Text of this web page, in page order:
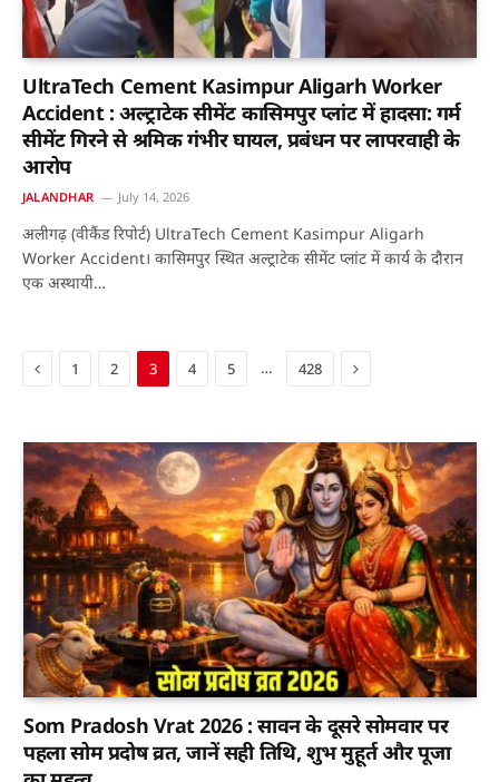
UltraTech Cement Kasimpur Aligarh Worker
Accident : अल्ट्राटेक सीमेंट कासिमपुर प्लांट में हादसा: गर्म
सीमेंट गिरने से श्रमिक गंभीर घायल, प्रबंधन पर लापरवाही के
आरोप
JALANDHAR July 14, 2026
अलीगढ़ (वीकैंड रिपोर्ट) UltraTech Cement Kasimpur Aligarh
Worker Accident। कासिमपुर स्थित अल्ट्राटेक सीमेंट प्लांट में कार्य के दौरान
एक अस्थायी…
Previous
1 2 3 4 5 … 428 Next
Som Pradosh Vrat 2026 : सावन के दूसरे सोमवार पर
पहला सोम प्रदोष व्रत, जानें सही तिथि, शुभ मुहूर्त और पूजा